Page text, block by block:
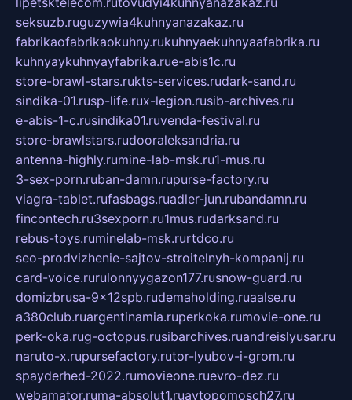
seksuzb.ruguzywia4kuhnyanazakaz.ru
fabrikaofabrikaokuhny.rukuhnyaekuhnyaafabrika.ru
kuhnyaykuhnyayfabrika.rue-abis1c.ru
store-brawl-stars.rukts-services.rudark-sand.ru
sindika-01.rusp-life.rux-legion.rusib-archives.ru
e-abis-1-c.rusindika01.ruvenda-festival.ru
store-brawlstars.rudooraleksandria.ru
antenna-highly.rumine-lab-msk.ru1-mus.ru
3-sex-porn.ruban-damn.rupurse-factory.ru
viagra-tablet.rufasbags.ruadler-jun.rubandamn.ru
fincontech.ru3sexporn.ru1mus.rudarksand.ru
rebus-toys.ruminelab-msk.rurtdco.ru
seo-prodvizhenie-sajtov-stroitelnyh-kompanij.ru
card-voice.rurulonnyygazon177.rusnow-guard.ru
domizbrusa-9x12spb.rudemaholding.ruaalse.ru
a380club.ruargentinamia.ruperkoka.rumovie-one.ru
perk-oka.rug-octopus.rusibarchives.ruandreislyusar.ru
naruto-x.rupursefactory.rutor-lyubov-i-grom.ru
spayderhed-2022.rumovieone.ruevro-dez.ru
webamator.ruma-absolut1.ruavtopomosch27.ru